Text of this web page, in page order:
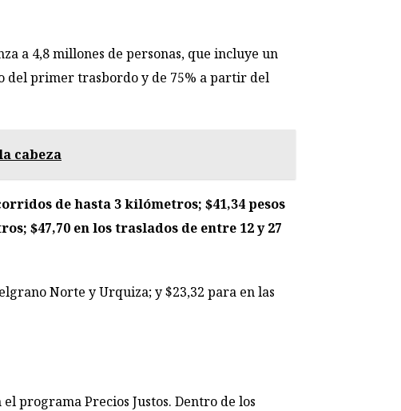
a 4,8 millones de personas, que incluye un
del primer trasbordo y de 75% a partir del
cabeza
de hasta 3 kilómetros; $41,34 pesos
$47,70 en los traslados de entre 12 y 27
Norte y Urquiza; y $23,32 para en las
programa Precios Justos. Dentro de los